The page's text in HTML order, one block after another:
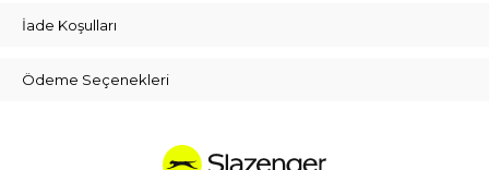
İade Koşulları
Ödeme Seçenekleri